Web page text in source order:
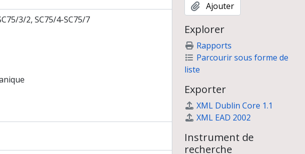
du Bronze à Umm Jidr, Bahreïn (novembre 1979)
pré- et protohistorique du Yémen"
de cartographie du delta de la Murghab (Turkménistan)
sur le peuplement des piémonts du Kopet Dagh, Turkménistan (mai 1996)
3/2, SC75/4-SC75/7
Ajouter
Explorer
Rapports
Parcourir sous forme de
liste
Exporter
XML Dublin Core 1.1
XML EAD 2002
Instrument de
recherche